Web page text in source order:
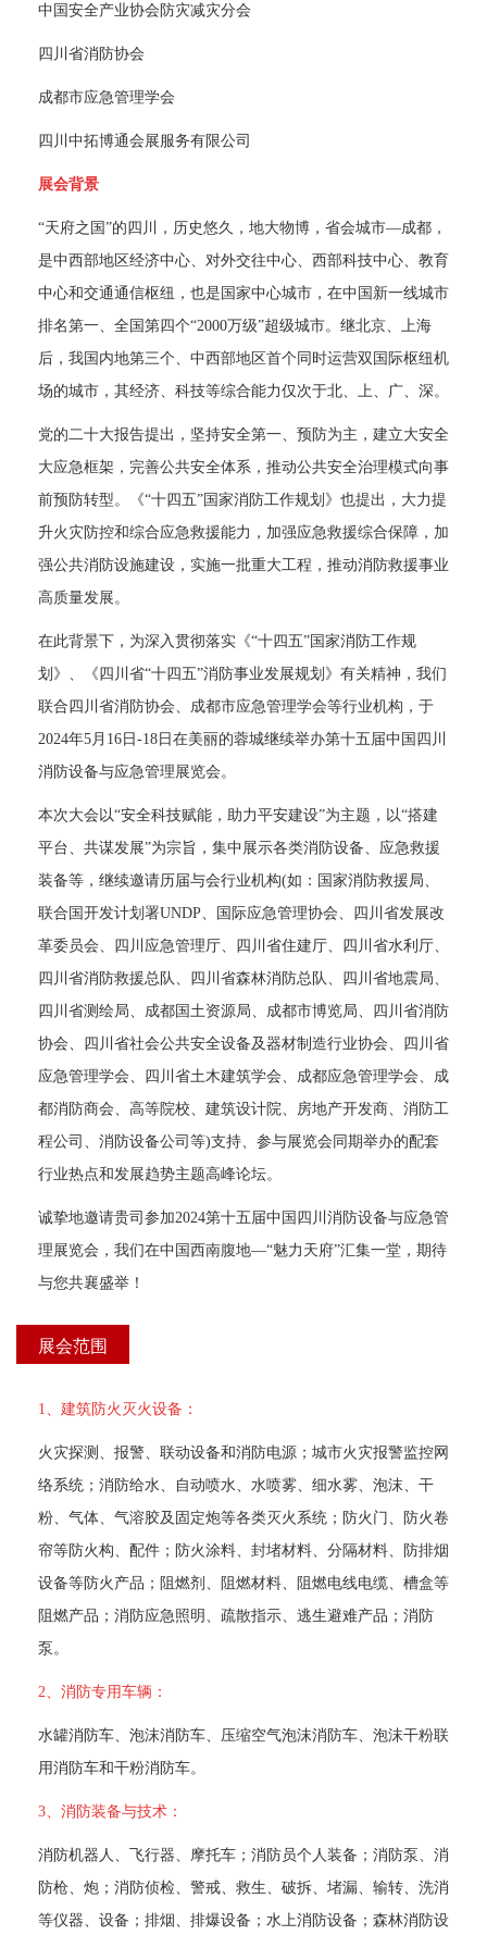
中国安全产业协会防灾减灾分会
四川省消防协会
成都市应急管理学会
四川中拓博通会展服务有限公司
展会背景
“天府之国”的四川，历史悠久，地大物博，省会城市—成都，
是中西部地区经济中心、对外交往中心、西部科技中心、教育
中心和交通通信枢纽，也是国家中心城市，在中国新一线城市
排名第一、全国第四个“2000万级”超级城市。继北京、上海
后，我国内地第三个、中西部地区首个同时运营双国际枢纽机
场的城市，其经济、科技等综合能力仅次于北、上、广、深。
党的二十大报告提出，坚持安全第一、预防为主，建立大安全
大应急框架，完善公共安全体系，推动公共安全治理模式向事
前预防转型。《“十四五”国家消防工作规划》也提出，大力提
升火灾防控和综合应急救援能力，加强应急救援综合保障，加
强公共消防设施建设，实施一批重大工程，推动消防救援事业
高质量发展。
在此背景下，为深入贯彻落实《“十四五”国家消防工作规
划》、《四川省“十四五”消防事业发展规划》有关精神，我们
联合四川省消防协会、成都市应急管理学会等行业机构，于
2024年5月16日-18日在美丽的蓉城继续举办第十五届中国四川
消防设备与应急管理展览会。
本次大会以“安全科技赋能，助力平安建设”为主题，以“搭建
平台、共谋发展”为宗旨，集中展示各类消防设备、应急救援
装备等，继续邀请历届与会行业机构(如：国家消防救援局、
联合国开发计划署UNDP、国际应急管理协会、四川省发展改
革委员会、四川应急管理厅、四川省住建厅、四川省水利厅、
四川省消防救援总队、四川省森林消防总队、四川省地震局、
四川省测绘局、成都国土资源局、成都市博览局、四川省消防
协会、四川省社会公共安全设备及器材制造行业协会、四川省
应急管理学会、四川省土木建筑学会、成都应急管理学会、成
都消防商会、高等院校、建筑设计院、房地产开发商、消防工
程公司、消防设备公司等)支持、参与展览会同期举办的配套
行业热点和发展趋势主题高峰论坛。
诚挚地邀请贵司参加2024第十五届中国四川消防设备与应急管
理展览会，我们在中国西南腹地—“魅力天府”汇集一堂，期待
与您共襄盛举！
展会范围
1、建筑防火灭火设备：
火灾探测、报警、联动设备和消防电源；城市火灾报警监控网
络系统；消防给水、自动喷水、水喷雾、细水雾、泡沫、干
粉、气体、气溶胶及固定炮等各类灭火系统；防火门、防火卷
帘等防火构、配件；防火涂料、封堵材料、分隔材料、防排烟
设备等防火产品；阻燃剂、阻燃材料、阻燃电线电缆、槽盒等
阻燃产品；消防应急照明、疏散指示、逃生避难产品；消防
泵。
2、消防专用车辆：
水罐消防车、泡沫消防车、压缩空气泡沫消防车、泡沫干粉联
用消防车和干粉消防车。
3、消防装备与技术：
消防机器人、飞行器、摩托车；消防员个人装备；消防泵、消
防枪、炮；消防侦检、警戒、救生、破拆、堵漏、输转、洗消
等仪器、设备；排烟、排爆设备；水上消防设备；森林消防设